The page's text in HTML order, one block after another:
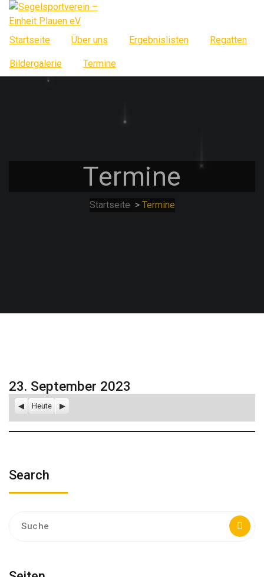
Springe
zum
InhaltStartseite Über uns Ergebnislisten Regatten
Bildergalerie Termine
Termine
Startseite > Termine
23. September 2023
Zurück
Heute Weiter
Search
nach: